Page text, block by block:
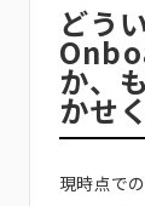
どう
か、
かせ
現時点で